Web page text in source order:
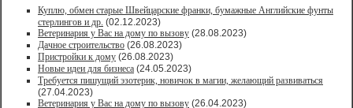
Куплю, обмен старые Швейцарские франки, бумажные Английские фунты
стерлингов и др. (02.12.2023)
Ветеринария у Вас на дому по вызову (28.08.2023)
Дачное строительство (26.08.2023)
Пристройки к дому (26.08.2023)
Новые идеи для бизнеса (24.05.2023)
Требуется пишущий эзотерик, новичок в магии, желающий развиваться
(27.04.2023)
Ветеринария у Вас на дому по вызову (26.04.2023)